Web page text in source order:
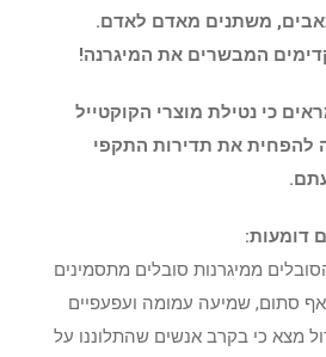
משתנים מאדם לאדם.
כי נטילת מוצרי הקוקטייל
להפחית את תדירות התקפי
דומעות:
ממיגרנות סובלים מתסמינים
אף סתום, שמיעה עמומה ועפעפיים
מצא כי בקרב אנשים שהתלוננו על